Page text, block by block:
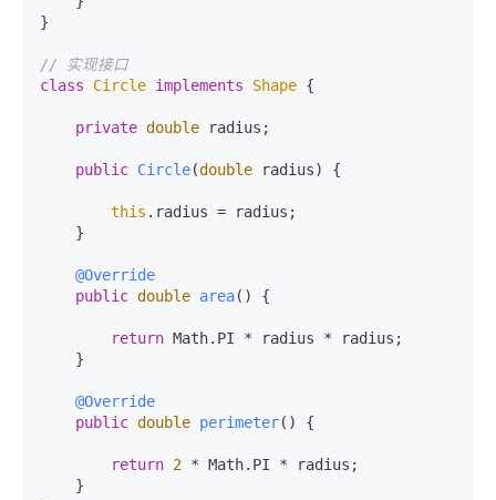
}
// 实现接口
class
Circle implements Shape {
private double radius;
public Circle(double radius) {
this .radius = radius;
@Override
public double area() {
return Math.PI * radius * radius;
@Override
public double perimeter() {
return 2 * Math.PI * radius;